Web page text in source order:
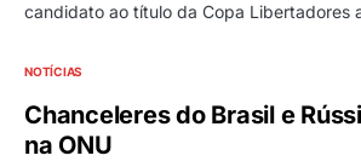
candidato ao título da Copa Libertadores
NOTÍCIAS
Chanceleres do Brasil e
na ONU